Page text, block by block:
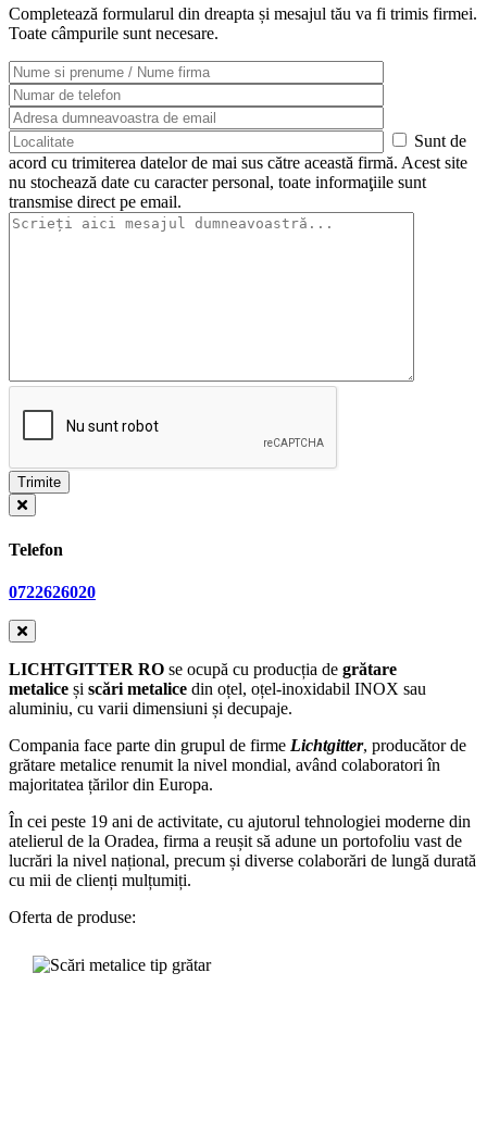
Completează formularul din dreapta și mesajul tău va fi trimis firmei.
Toate câmpurile sunt necesare.
Sunt de
acord cu trimiterea datelor de mai sus către această firmă. Acest site
nu stochează date cu caracter personal, toate informaţiile sunt
transmise direct pe email.
Telefon
0722626020
LICHTGITTER RO se ocupă cu producția de grătare
metalice și scări metalice din oțel, oțel-inoxidabil INOX sau
aluminiu, cu varii dimensiuni și decupaje.
Compania face parte din grupul de firme Lichtgitter, producător de
grătare metalice renumit la nivel mondial, având colaboratori în
majoritatea țărilor din Europa.
În cei peste 19 ani de activitate, cu ajutorul tehnologiei moderne din
atelierul de la Oradea, firma a reușit să adune un portofoliu vast de
lucrări la nivel național, precum și diverse colaborări de lungă durată
cu mii de clienți mulțumiți.
Oferta de produse: